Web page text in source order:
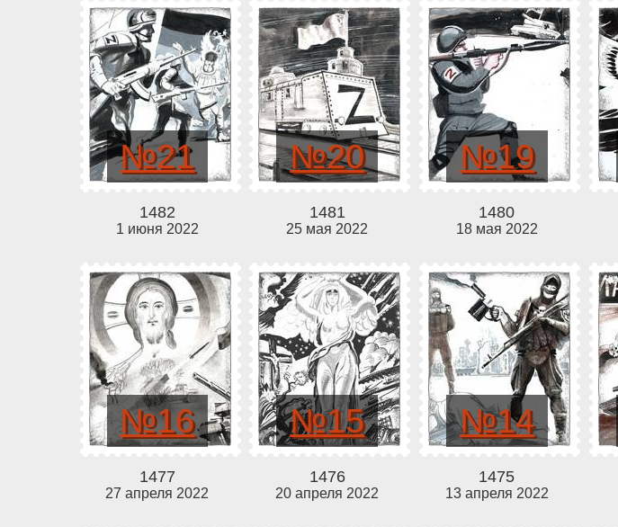
№21
1482
1 июня 2022
№20
1481
25 мая 2022
№19
1480
18 мая 2022
№16
1477
27 апреля 2022
№15
1476
20 апреля 2022
№14
1475
13 апреля 2022